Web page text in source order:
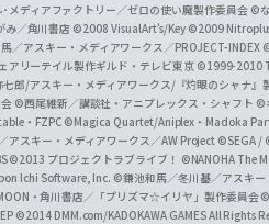
メディアファクトリー／ゼロの使い魔製作委員会 ©
／角川書店 ©2008 VisualArt's/Key ©2009
／アスキー・メディアワークス／PROJECT-INDEX
アリーテイル製作ギルド・テレビ東京 ©1999-2010
郎/アスキー・メディアワークス/『灼眼のシャナ』
©西尾維新／講談社・アニプレックス・シャフト ©
・FZPC ©Magica Quartet/Aniplex・Madoka
アスキー・メディアワークス／AW Project ©SEGA /
©2013 プロジェクトラブライブ！ ©NANOHA The
Ichi Software, Inc. ©鎌池和馬／冬川基／アスキー
・角川書店／「プリズマ☆イリヤ」製作委員会
©2014 DMM.com/KADOKAWA GAMES All Rights